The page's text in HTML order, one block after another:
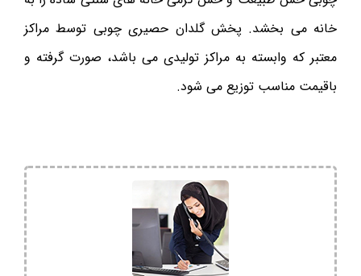
خانه می بخشد. پخش گلدان حصیری چوبی توسط مراکز
معتبر که وابسته به مراکز تولیدی می باشد، صورت گرفته و
باقیمت مناسب توزیع می شود.